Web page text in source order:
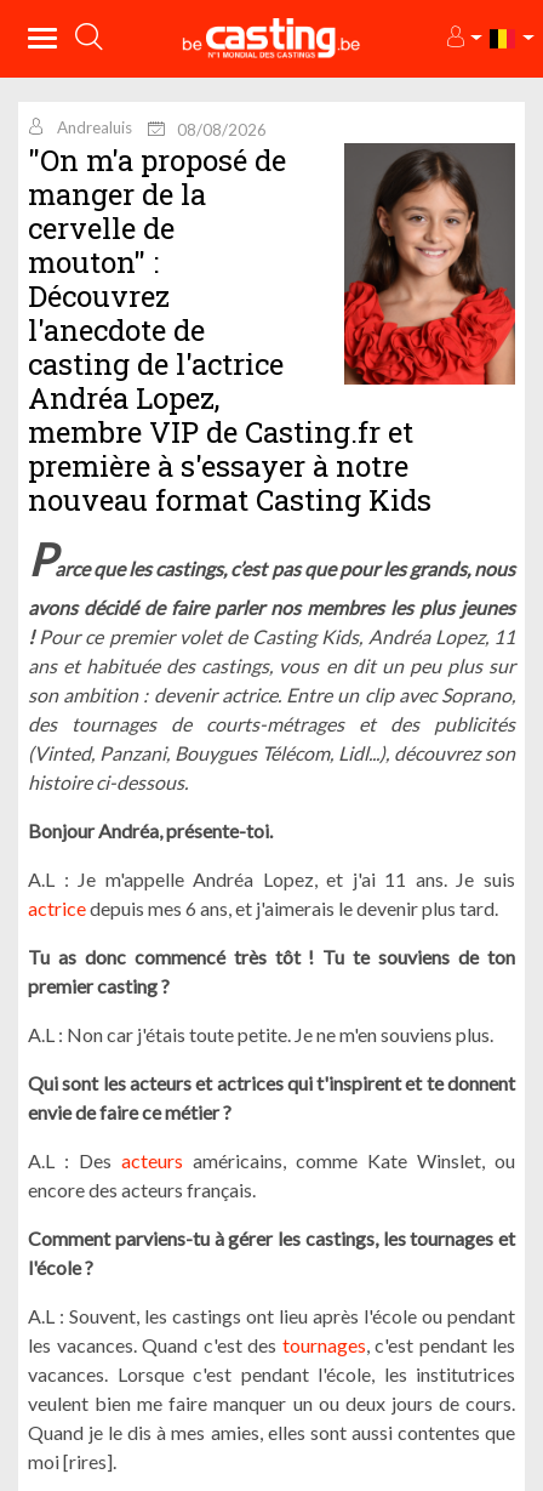
Andrealuis 08/08/2026
"On m'a proposé de
manger de la
cervelle de
mouton" :
Découvrez
l'anecdote de
casting de l'actrice
Andréa Lopez,
membre VIP de Casting.fr et
première à s'essayer à notre
nouveau format Casting Kids
Parce que les castings, c’est pas que pour les grands, nous
avons décidé de faire parler nos membres les plus jeunes
! Pour ce premier volet de Casting Kids, Andréa Lopez, 11
ans et habituée des castings, vous en dit un peu plus sur
son ambition : devenir actrice. Entre un clip avec Soprano,
des tournages de courts-métrages et des publicités
(Vinted, Panzani, Bouygues Télécom, Lidl...), découvrez son
histoire ci-dessous.
Bonjour Andréa, présente-toi.
A.L : Je m'appelle Andréa Lopez, et j'ai 11 ans. Je suis
actricedepuis mes 6 ans, et j'aimerais le devenir plus tard.
Tu as donc commencé très tôt ! Tu te souviens de ton
premier casting ?
A.L : Non car j'étais toute petite. Je ne m'en souviens plus.
Qui sont les acteurs et actrices qui t'inspirent et te donnent
envie de faire ce métier ?
A.L : Des acteurs américains, comme Kate Winslet, ou
encore des acteurs français.
Comment parviens-tu à gérer les castings, les tournages et
l'école ?
A.L : Souvent, les castings ont lieu après l'école ou pendant
les vacances. Quand c'est des tournages, c'est pendant les
vacances. Lorsque c'est pendant l'école, les institutrices
veulent bien me faire manquer un ou deux jours de cours.
Quand je le dis à mes amies, elles sont aussi contentes que
moi [rires].